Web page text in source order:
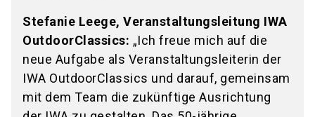
Stefanie Leege, Veranstaltungsleitung IWA
OutdoorClassics: „Ich freue mich auf die
neue Aufgabe als Veranstaltungsleiterin der
IWA OutdoorClassics und darauf, gemeinsam
mit dem Team die zukünftige Ausrichtung